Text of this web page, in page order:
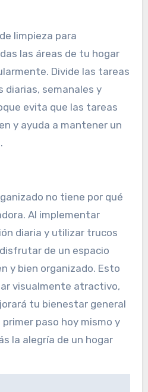
limpieza para
las áreas de tu hogar
Divide las tareas
diarias, semanales y
evita que las tareas
y ayuda a mantener un
no tiene por qué
Al implementar
diaria y utilizar trucos
de un espacio
y bien organizado. Esto
visualmente atractivo,
tu bienestar general
paso hoy mismo y
la alegría de un hogar